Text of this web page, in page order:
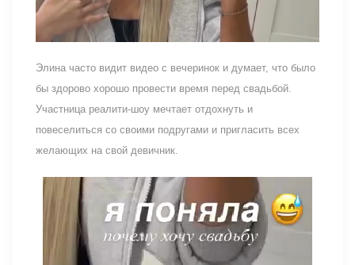
Элина часто видит видео с вечеринок и думает, что было
бы здорово хорошо провести время перед свадьбой.
Участница реалити-шоу мечтает отдохнуть и
повеселиться со своими подругами и пригласить всех
желающих на свой девичник.